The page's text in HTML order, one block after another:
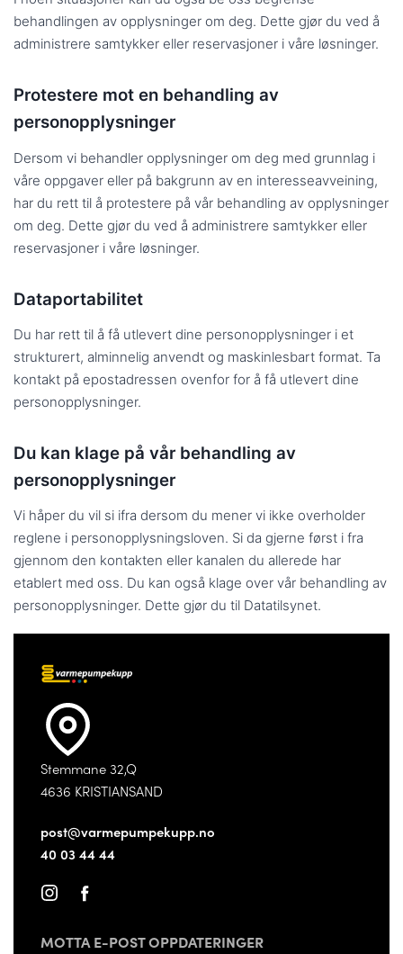
behandlingen av opplysninger om deg. Dette gjør du ved å
administrere samtykker eller reservasjoner i våre løsninger.
Protestere mot en behandling av
personopplysninger
Dersom vi behandler opplysninger om deg med grunnlag i
våre oppgaver eller på bakgrunn av en interesseavveining,
har du rett til å protestere på vår behandling av opplysninger
om deg. Dette gjør du ved å administrere samtykker eller
reservasjoner i våre løsninger.
Dataportabilitet
Du har rett til å få utlevert dine personopplysninger i et
strukturert, alminnelig anvendt og maskinlesbart format. Ta
kontakt på epostadressen ovenfor for å få utlevert dine
personopplysninger.
Du kan klage på vår behandling av
personopplysninger
Vi håper du vil si ifra dersom du mener vi ikke overholder
reglene i personopplysningsloven. Si da gjerne først i fra
gjennom den kontakten eller kanalen du allerede har
etablert med oss. Du kan også klage over vår behandling av
personopplysninger. Dette gjør du til Datatilsynet.
Stemmane 32,Q
4636 KRISTIANSAND
post@varmepumpekupp.no
40 03 44 44
MOTTA E-POST OPPDATERINGER